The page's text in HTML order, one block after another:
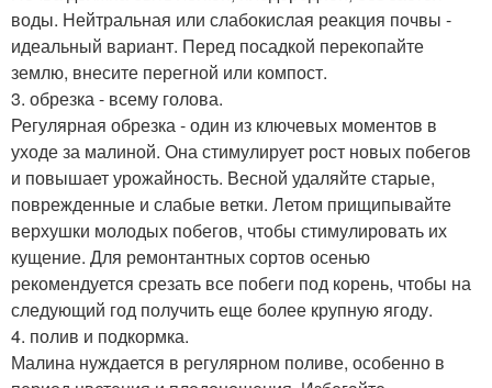
воды. Нейтральная или слабокислая реакция почвы -
идеальный вариант. Перед посадкой перекопайте
землю, внесите перегной или компост.
3. обрезка - всему голова.
Регулярная обрезка - один из ключевых моментов в
уходе за малиной. Она стимулирует рост новых побегов
и повышает урожайность. Весной удаляйте старые,
поврежденные и слабые ветки. Летом прищипывайте
верхушки молодых побегов, чтобы стимулировать их
кущение. Для ремонтантных сортов осенью
рекомендуется срезать все побеги под корень, чтобы на
следующий год получить еще более крупную ягоду.
4. полив и подкормка.
Малина нуждается в регулярном поливе, особенно в